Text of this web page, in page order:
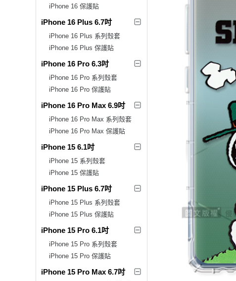
iPhone 16 保護貼
iPhone 16 Plus 6.7吋
iPhone 16 Plus 系列殼套
iPhone 16 Plus 保護貼
iPhone 16 Pro 6.3吋
iPhone 16 Pro 系列殼套
iPhone 16 Pro 保護貼
iPhone 16 Pro Max 6.9吋
iPhone 16 Pro Max 系列殼套
iPhone 16 Pro Max 保護貼
iPhone 15 6.1吋
iPhone 15 系列殼套
iPhone 15 保護貼
iPhone 15 Plus 6.7吋
iPhone 15 Plus 系列殼套
iPhone 15 Plus 保護貼
iPhone 15 Pro 6.1吋
iPhone 15 Pro 系列殼套
iPhone 15 Pro 保護貼
iPhone 15 Pro Max 6.7吋